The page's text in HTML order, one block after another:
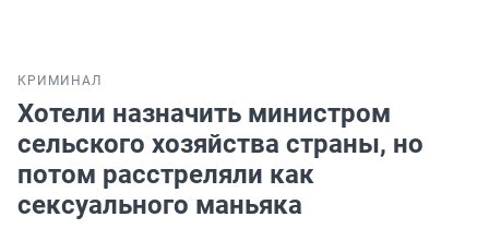
КРИМИНАЛ
Хотели назначить министром
сельского хозяйства страны, но
потом расстреляли как
сексуального маньяка